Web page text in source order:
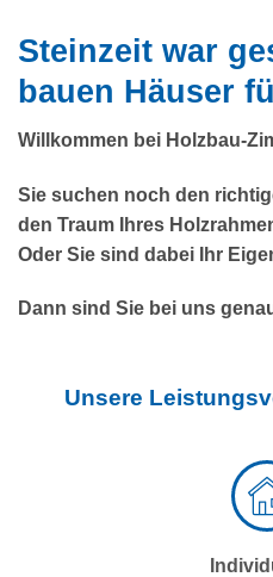
Steinzeit war
bauen Häuser
Willkommen bei Holzbau-
Sie suchen noch den
den Traum Ihres
Oder Sie sind dabei Ihr
Dann sind Sie bei uns
Unsere